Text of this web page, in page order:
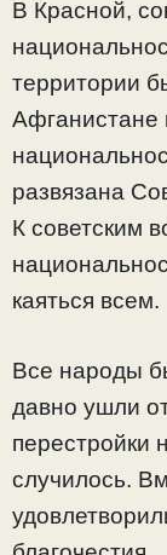
В Красной,
территории
Афганистане
развязана
К советским
каяться всем.
Все народы
давно ушли
перестройки
случилось.